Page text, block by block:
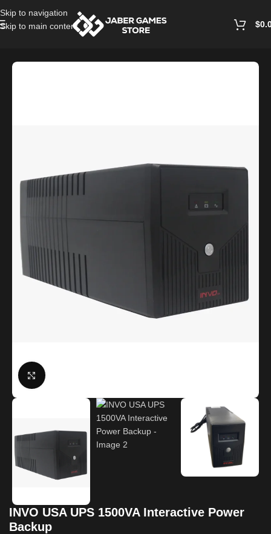
Skip to navigation
Skip to main content
$
Click to enlarge
INVO USA UPS 1500VA Interactive Power
Backup